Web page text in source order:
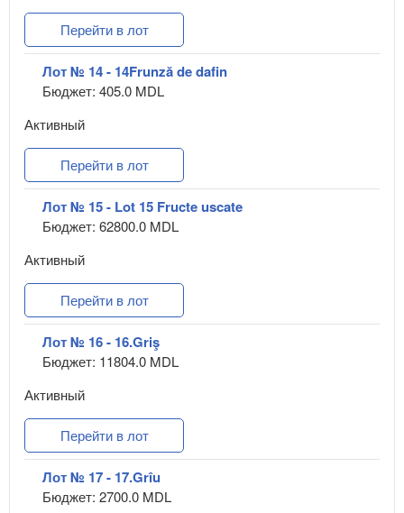
Перейти в лот
Лот № 14 - 14Frunză de dafin
Бюджет: 405.0 MDL
Активный
Перейти в лот
Лот № 15 - Lot 15 Fructe uscate
Бюджет: 62800.0 MDL
Активный
Перейти в лот
Лот № 16 - 16.Griş
Бюджет: 11804.0 MDL
Активный
Перейти в лот
Лот № 17 - 17.Grîu
Бюджет: 2700.0 MDL